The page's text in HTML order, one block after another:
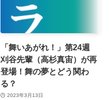
「舞いあがれ！」第24週
刈谷先輩（高杉真宙）が再
登場！舞の夢とどう関わ
る？
2023年3月13日